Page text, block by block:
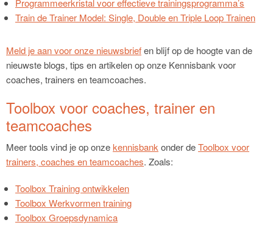
Train de Trainer Model: Single, Double en Triple Loop Trainen
Meld je aan voor onze nieuwsbriefen blijf op de hoogte van de
nieuwste blogs, tips en artikelen op onze Kennisbank voor
coaches, trainers en teamcoaches.
Toolbox voor coaches, trainer en
teamcoaches
Meer tools vind je op onzekennisbank onder deToolbox voor
trainers, coaches en teamcoaches. Zoals:
Toolbox Training ontwikkelen
Toolbox Werkvormen training
Toolbox Groepsdynamica